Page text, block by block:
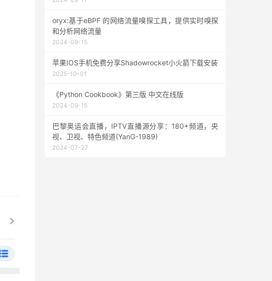
oryx:基于eBPF 的网络流量嗅探工具，提供实时嗅探
和分析网络流量
2024-09-15
苹果IOS手机免费分享Shadowrocket小火箭下载安装
2025-10-01
《Python Cookbook》第三版 中文在线版
2024-09-15
巴黎奥运会直播，IPTV直播源分享：180+频道，央
视、卫视、特色频道(YanG-1989)
2024-07-27